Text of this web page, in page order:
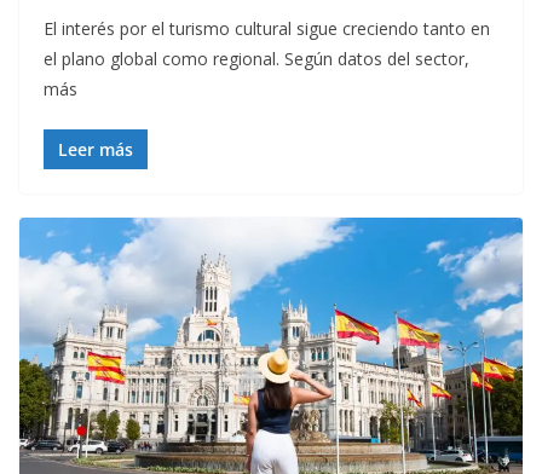
El interés por el turismo cultural sigue creciendo tanto en
el plano global como regional. Según datos del sector,
más
Leer más